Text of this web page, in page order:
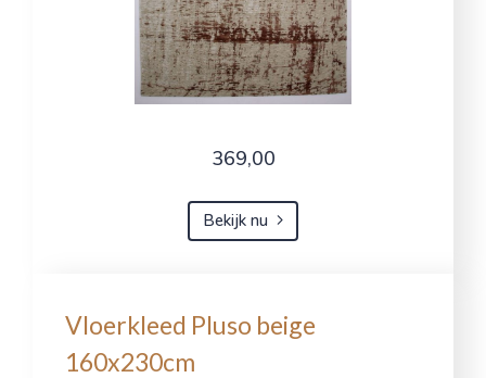
369,00
Bekijk nu
Vloerkleed Pluso beige
160x230cm